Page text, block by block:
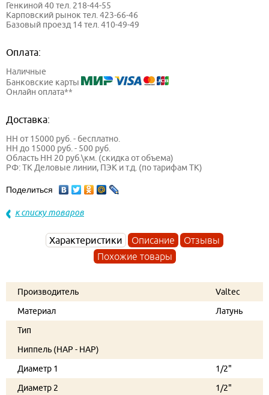
Генкиной 40 тел. 218-44-55
Карповский рынок тел. 423-66-46
Базовый проезд 14 тел. 410-49-49
Оплата:
Наличные
Банковские карты
Онлайн оплата**
Доставка:
НН от 15000 руб. - бесплатно.
НН до 15000 руб. - 500 руб.
Область НН 20 руб.\км. (скидка от объема)
РФ: ТК Деловые линии, ПЭК и т.д. (по тарифам ТК)
Поделиться
к списку товаров
Характеристики Описание
Отзывы
Похожие товары
Производитель
Valtec
Материал
Латунь
Тип
Ниппель (НАР - НАР)
Диаметр 1
1/2"
Диаметр 2
1/2"